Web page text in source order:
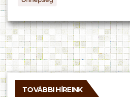
TOVÁBBI HÍREINK